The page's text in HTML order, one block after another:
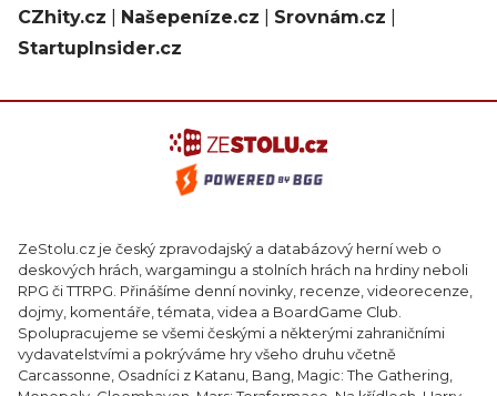
CZhity.cz
Našepeníze.cz Srovnám.cz
StartupInsider.cz
ZeStolu.cz je český zpravodajský a databázový herní web o
deskových hrách, wargamingu a stolních hrách na hrdiny neboli
RPG či TTRPG. Přinášíme denní novinky, recenze, videorecenze,
dojmy, komentáře, témata, videa a BoardGame Club.
Spolupracujeme se všemi českými a některými zahraničními
vydavatelstvími a pokrýváme hry všeho druhu včetně
Carcassonne, Osadníci z Katanu, Bang, Magic: The Gathering,